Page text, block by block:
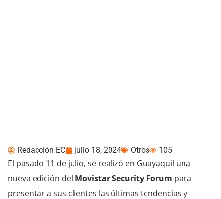
Redacción EC julio 18, 2024 Otros 105
El pasado 11 de julio, se realizó en Guayaquil una
nueva edición del Movistar Security Forum para
presentar a sus clientes las últimas tendencias y